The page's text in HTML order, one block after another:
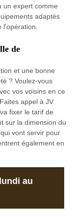
un expert comme
adaptés
de
et une bonne
? Voulez-vous
vos voisins en ce
appel à JV
fixer le tarif de
sur la dimension du
vont servir pour
également en
au